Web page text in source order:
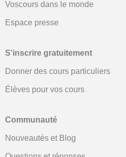
Voscours dans le monde
Espace presse
S'inscrire gratuitement
Donner des cours particuliers
Élèves pour vos cours
Communauté
Nouveautés et Blog